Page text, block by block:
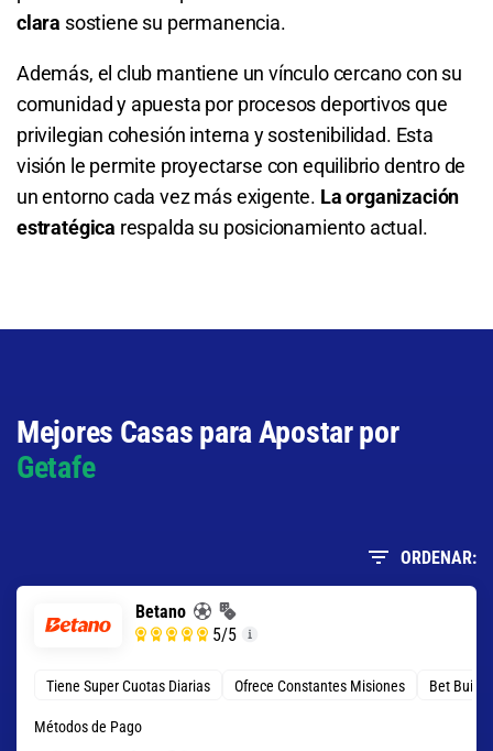
5.40 S/ 54
clara sostiene su permanencia.
Además, el club mantiene un vínculo cercano con su
comunidad y apuesta por procesos deportivos que
privilegian cohesión interna y sostenibilidad. Esta
visión le permite proyectarse con equilibrio dentro de
un entorno cada vez más exigente. La organización
estratégica respalda su posicionamiento actual.
Mejores Casas para Apostar por
Getafe
ORDENAR:
Betano
5/5
Tiene Super Cuotas Diarias Ofrece Constantes Misiones Bet
Métodos de Pago